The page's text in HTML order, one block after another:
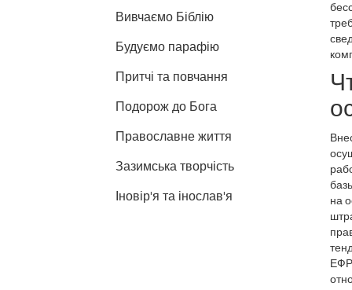
на
Вивчаємо Біблію
Будуємо парафію
Притчі та повчання
Подорож до Бога
Православне життя
Зазимська творчість
Іновір'я та інослав'я